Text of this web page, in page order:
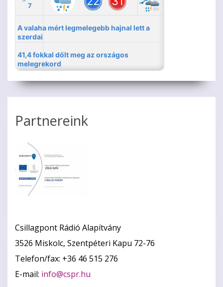
Partnereink
Csillagpont Rádió Alapítvány
3526 Miskolc, Szentpéteri Kapu 72-76
Telefon/fax: +36 46 515 276
E-mail: info@cspr.hu